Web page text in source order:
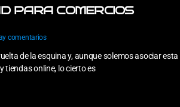
PARA COMERCIOS
comentarios
de la esquina y, aunque solemos asociar esta
tiendas online, lo cierto es